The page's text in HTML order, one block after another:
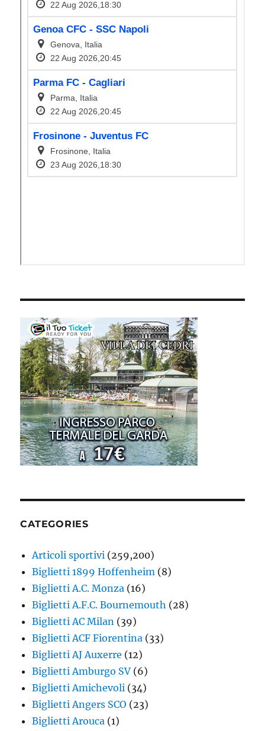
CATEGORIES
Articoli sportivi (259,200)
Biglietti 1899 Hoffenheim (8)
Biglietti A.C. Monza (16)
Biglietti A.F.C. Bournemouth (28)
Biglietti AC Milan (39)
Biglietti ACF Fiorentina (33)
Biglietti AJ Auxerre (12)
Biglietti Amburgo SV (6)
Biglietti Amichevoli (34)
Biglietti Angers SCO (23)
Biglietti Arouca (1)